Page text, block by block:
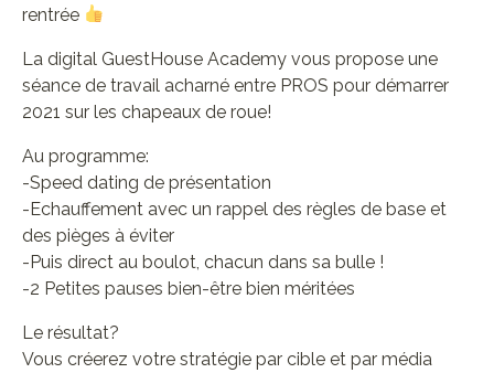
rentrée
La digital GuestHouse Academy vous propose une
séance de travail acharné entre PROS pour démarrer
2021 sur les chapeaux de roue!
Au programme:
-Speed dating de présentation
-Echauffement avec un rappel des règles de base et
des pièges à éviter
-Puis direct au boulot, chacun dans sa bulle !
-2 Petites pauses bien-être bien méritées
Le résultat?
Vous créerez votre stratégie par cible et par média